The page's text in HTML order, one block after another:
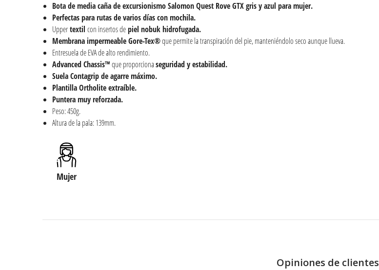
Bota de media caña de excursionismo Salomon Quest Rove GTX gris y azul para mujer.
Perfectas para rutas de varios días con mochila.
Uppertextil con insertos depiel nobuk hidrofugada.
Membrana impermeable Gore-Tex®que permite la transpiración del pie, manteniéndolo seco aunque llueva.
Entresuela de EVA de alto rendimiento.
Advanced Chassis™que proporcionaseguridad y estabilidad.
Suela Contagrip de agarre máximo.
Plantilla Ortholite extraíble.
Puntera muy reforzada.
Peso: 450g.
Altura de la pala: 139mm.
Mujer
Opiniones de clientes